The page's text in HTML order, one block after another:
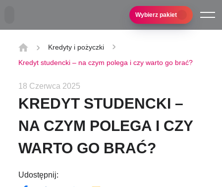
Wybierz pakiet
Kredyty i pożyczki
Kredyt studencki – na czym polega i czy warto go brać?
18 Czerwca 2025
KREDYT STUDENCKI –
NA CZYM POLEGA I CZY
WARTO GO BRAĆ?
Udostępnij: